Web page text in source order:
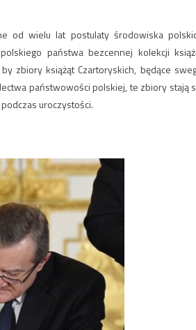
od wielu lat postulaty środowiska
państwa bezcennej kolekcji
zbiory książąt Czartoryskich, będące
państwowości polskiej, te zbiory stają
uroczystości.